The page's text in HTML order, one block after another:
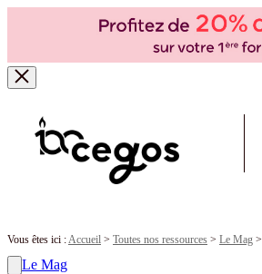
Vous êtes ici :Accueil > Toutes nos ressources > Le Mag >
Le Mag